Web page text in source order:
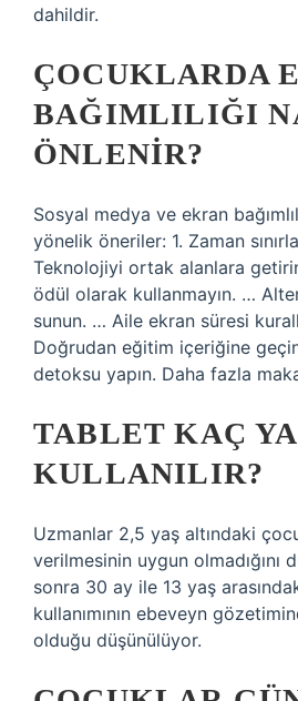
dahildir.
ÇOCUKLARDA
BAĞIMLILIĞI
ÖNLENIR?
Sosyal medya ve ekran
yönelik öneriler: 1. Zaman
Teknolojiyi ortak alanlara
ödül olarak kullanmayın. …
sunun. … Aile ekran süresi
Doğrudan eğitim içeriğine
detoksu yapın. Daha fazla
TABLET KAÇ
KULLANILIR?
Uzmanlar 2,5 yaş altındaki
verilmesinin uygun olmadığını
sonra 30 ay ile 13 yaş
kullanımının ebeveyn
olduğu düşünülüyor.